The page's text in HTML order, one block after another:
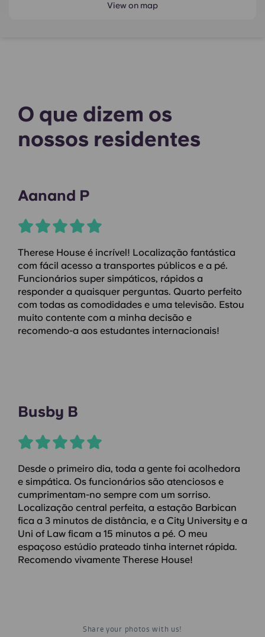
View on map
O que dizem os
nossos residentes
Aanand P
Therese House é incrível! Localização fantástica
com fácil acesso a transportes públicos e a pé.
Funcionários super simpáticos, rápidos a
responder a quaisquer perguntas. Quarto perfeito
com todas as comodidades e uma televisão. Estou
muito contente com a minha decisão e
recomendo-a aos estudantes internacionais!
Busby B
Desde o primeiro dia, toda a gente foi acolhedora
e simpática. Os funcionários são atenciosos e
cumprimentam-no sempre com um sorriso.
Localização central perfeita, a estação Barbican
fica a 3 minutos de distância, e a City University e a
Uni of Law ficam a 15 minutos a pé. O meu
espaçoso estúdio prateado tinha internet rápida.
Recomendo vivamente Therese House!